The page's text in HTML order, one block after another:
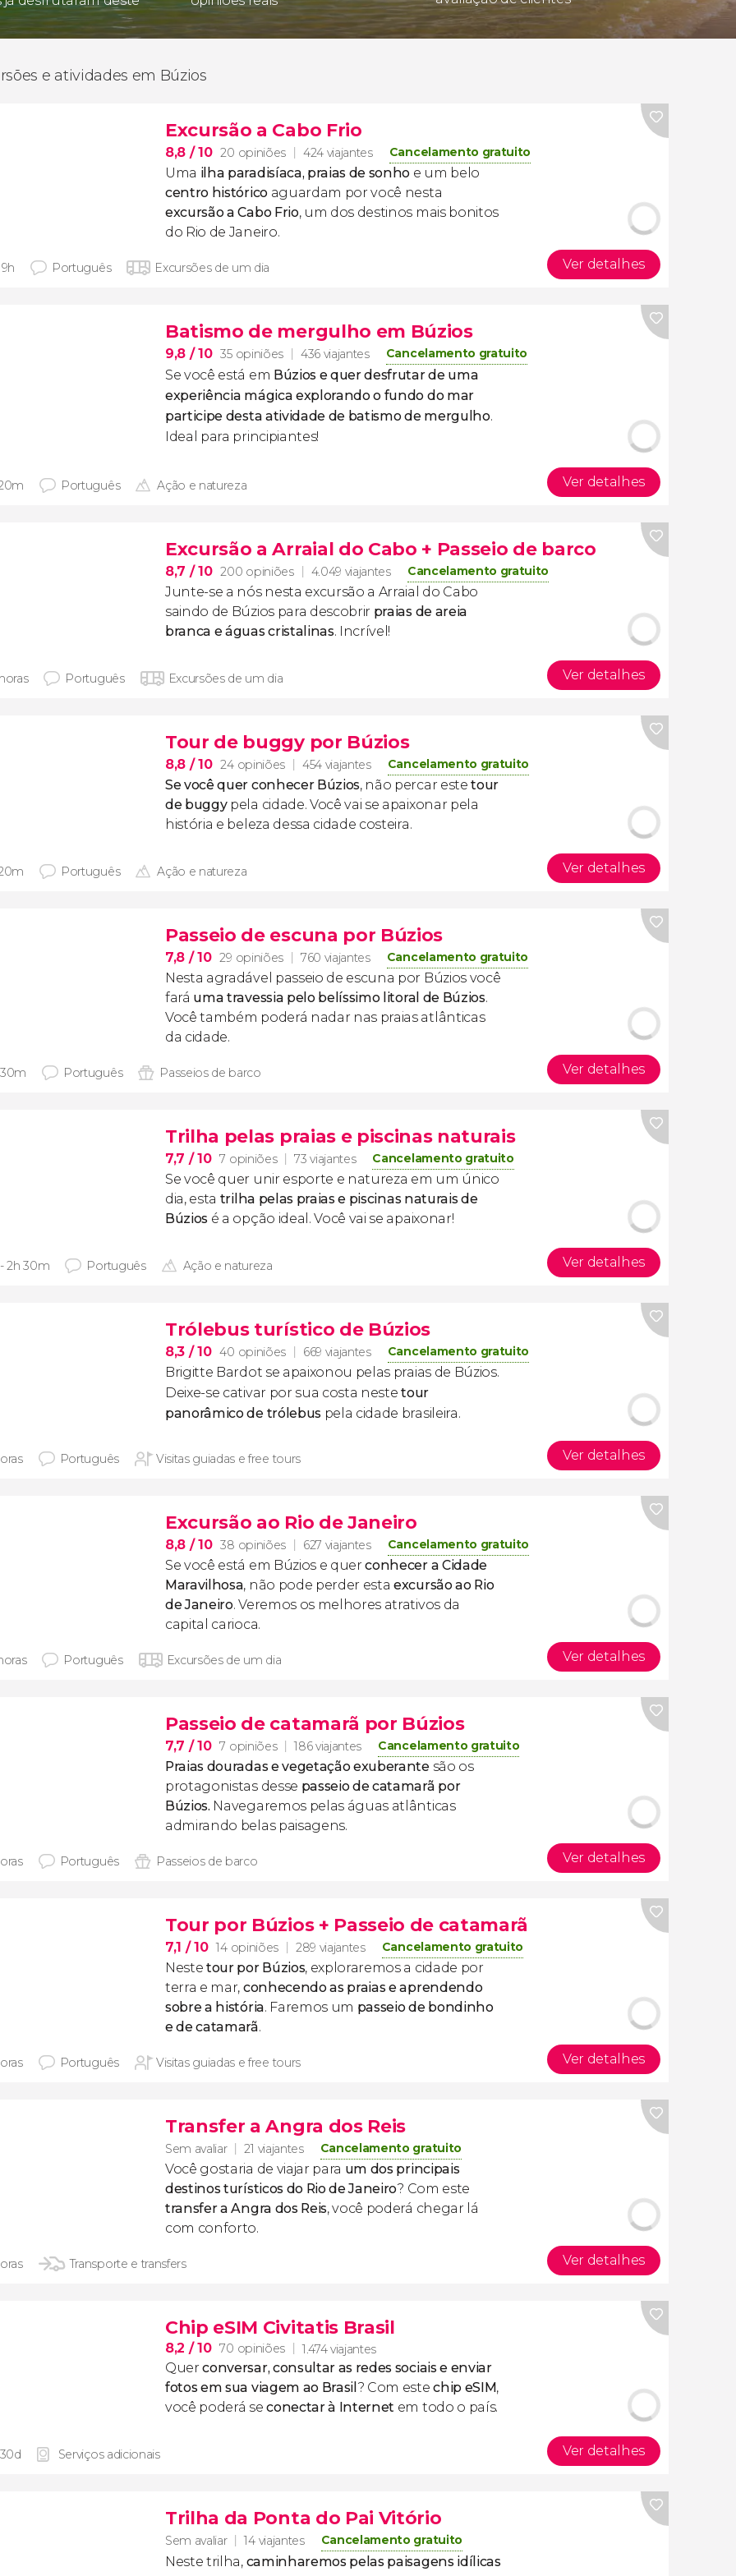
e atividades em Búzios
Excursão a Cabo Frio
8,8 / 10 20 opiniões 424 viajantes Cancelamento gratuito
Uma ilha paradisíaca, praias de sonho e um belo
centro histórico aguardam por você nesta
excursão a Cabo Frio, um dos destinos mais bonitos
do Rio de Janeiro.
Português Excursões de um dia Ver detalhes
Batismo de mergulho em Búzios
9,8 / 10 35 opiniões 436 viajantes Cancelamento gratuito
Se você está em Búzios e quer desfrutar de uma
experiência mágica explorando o fundo do mar
participe desta atividade de batismo de mergulho.
Ideal para principiantes!
Português Ação e natureza Ver detalhes
Excursão a Arraial do Cabo + Passeio de barco
8,7 / 10 200 opiniões 4.049 viajantes Cancelamento gratuito
Junte-se a nós nesta excursão a Arraial do Cabo
saindo de Búzios para descobrir praias de areia
branca e águas cristalinas. Incrível!
Português Excursões de um dia Ver detalhes
Tour de buggy por Búzios
8,8 / 10 24 opiniões 454 viajantes Cancelamento gratuito
Se você quer conhecer Búzios, não percar estetour
de buggypela cidade. Você vai se apaixonar pela
história e beleza dessa cidade costeira.
Português Ação e natureza Ver detalhes
Passeio de escuna por Búzios
7,8 / 10 29 opiniões 760 viajantes Cancelamento gratuito
Nesta agradável passeio de escuna por Búzios você
fará uma travessia pelo belíssimo litoral de Búzios.
Você também poderá nadar nas praias atlânticas
da cidade.
Português Passeios de barco Ver detalhes
Trilha pelas praias e piscinas naturais
7,7 / 10 7 opiniões 73 viajantes Cancelamento gratuito
Se você quer unir esporte e natureza em um único
dia, esta trilha pelas praias e piscinas naturais de
Búzios é a opção ideal. Você vai se apaixonar!
2h 30m Português Ação e natureza Ver detalhes
Trólebus turístico de Búzios
8,3 / 10 40 opiniões 669 viajantes Cancelamento gratuito
Brigitte Bardot se apaixonou pelas praias de Búzios.
Deixe-se cativar por sua costa neste tour
panorâmico de trólebus pela cidade brasileira.
Português Visitas guiadas e free tours Ver detalhes
Excursão ao Rio de Janeiro
8,8 / 10 38 opiniões 627 viajantes Cancelamento gratuito
Se você está em Búzios e querconhecer a Cidade
Maravilhosa, não pode perder estaexcursão ao Rio
de Janeiro. Veremos os melhores atrativos da
capital carioca.
Português Excursões de um dia Ver detalhes
Passeio de catamarã por Búzios
7,7 / 10 7 opiniões 186 viajantes Cancelamento gratuito
Praias douradas e vegetação exuberante são os
protagonistas desse passeio de catamarã por
Búzios. Navegaremos pelas águas atlânticas
admirando belas paisagens.
Português Passeios de barco Ver detalhes
Tour por Búzios + Passeio de catamarã
7,1 / 10 14 opiniões 289 viajantes Cancelamento gratuito
Neste tour por Búzios, exploraremos a cidade por
terra e mar, conhecendo as praias e aprendendo
sobre a história. Faremos um passeio de bondinho
e de catamarã.
Português Visitas guiadas e free tours Ver detalhes
Transfer a Angra dos Reis
Sem avaliar 21 viajantes Cancelamento gratuito
Você gostaria de viajar para um dos principais
destinos turísticos do Rio de Janeiro? Com este
transfer a Angra dos Reis, você poderá chegar lá
com conforto.
Transporte e transfers Ver detalhes
Chip eSIM Civitatis Brasil
8,2 / 10 70 opiniões 1.474 viajantes
Querconversar, consultar as redes sociais e enviar
fotos em sua viagem ao Brasil ? Com estechip eSIM,
você poderá seconectar à Internet em todo o país.
Serviços adicionais Ver detalhes
Trilha da Ponta do Pai Vitório
Sem avaliar 14 viajantes Cancelamento gratuito
Neste trilha, caminharemos pelas paisagens idílicas